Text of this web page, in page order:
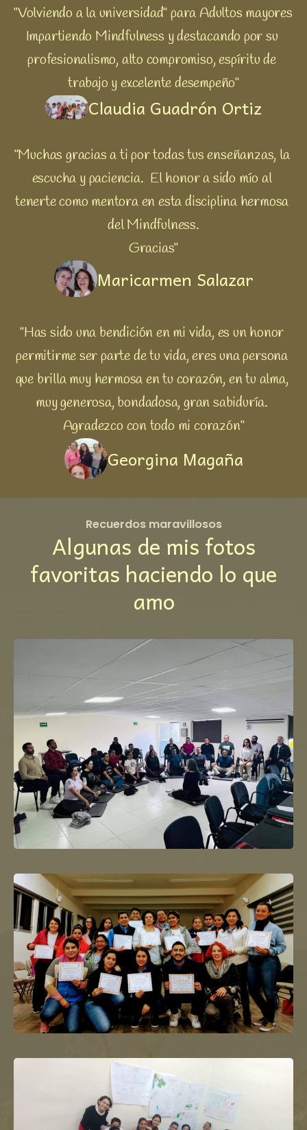
"Volviendo a la universidad" para Adultos mayores
Impartiendo Mindfulness y destacando por su
profesionalismo, alto compromiso, espíritu de
trabajo y excelente desempeño"
Claudia Guadrón Ortiz
"Muchas gracias a ti por todas tus enseñanzas, la
escucha y paciencia.  El honor a sido mío al
tenerte como mentora en esta disciplina hermosa
del Mindfulness.
Gracias"
Maricarmen Salazar
"Has sido una bendición en mi vida, es un honor
permitirme ser parte de tu vida, eres una persona
que brilla muy hermosa en tu corazón, en tu alma,
muy generosa, bondadosa, gran sabiduría.
Agradezco con todo mi corazón"
Georgina Magaña
Recuerdos maravillosos
Algunas de mis fotos
favoritas haciendo lo que
amo